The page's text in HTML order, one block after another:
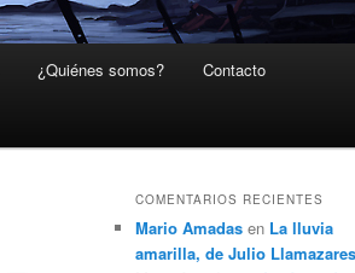
¿Quiénes somos? Contacto
COMENTARIOS RECIENTES
Mario Amadas en La lluvia
amarilla, de Julio Llamazares